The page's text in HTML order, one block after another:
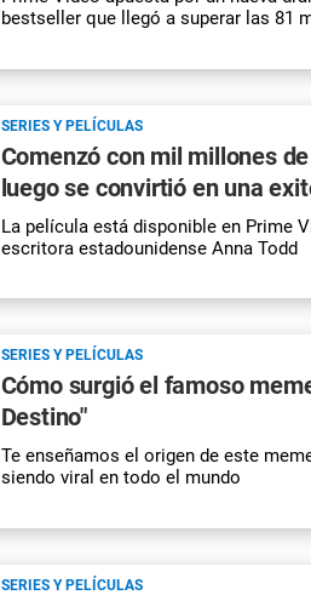
bestseller que llegó a superar las 81
SERIES Y PELÍCULAS
Comenzó con mil millones
luego se convirtió en una
La película está disponible en Prime
escritora estadounidense Anna Todd
SERIES Y PELÍCULAS
Cómo surgió el famoso
Destino"
Te enseñamos el origen de este
siendo viral en todo el mundo
SERIES Y PELÍCULAS